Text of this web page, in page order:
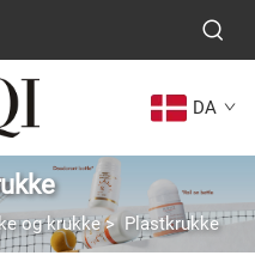
DA
og krukke>Plastkrukke